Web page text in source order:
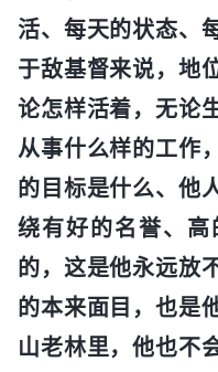
活、每天的状态、
于敌基督来说，地
论怎样活着，无论
从事什么样的工作
的目标是什么、他
绕有好的名誉、
的，这是他永远放
的本来面目，也是
山老林里，他也不